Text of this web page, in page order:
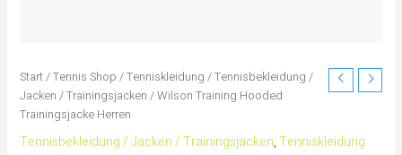
Start/Tennis Shop /Tenniskleidung /Tennisbekleidung /
Jacken / Trainingsjacken / Wilson Training Hooded
Trainingsjacke Herren
Tennisbekleidung / Jacken / Trainingsjacken,Tenniskleidung